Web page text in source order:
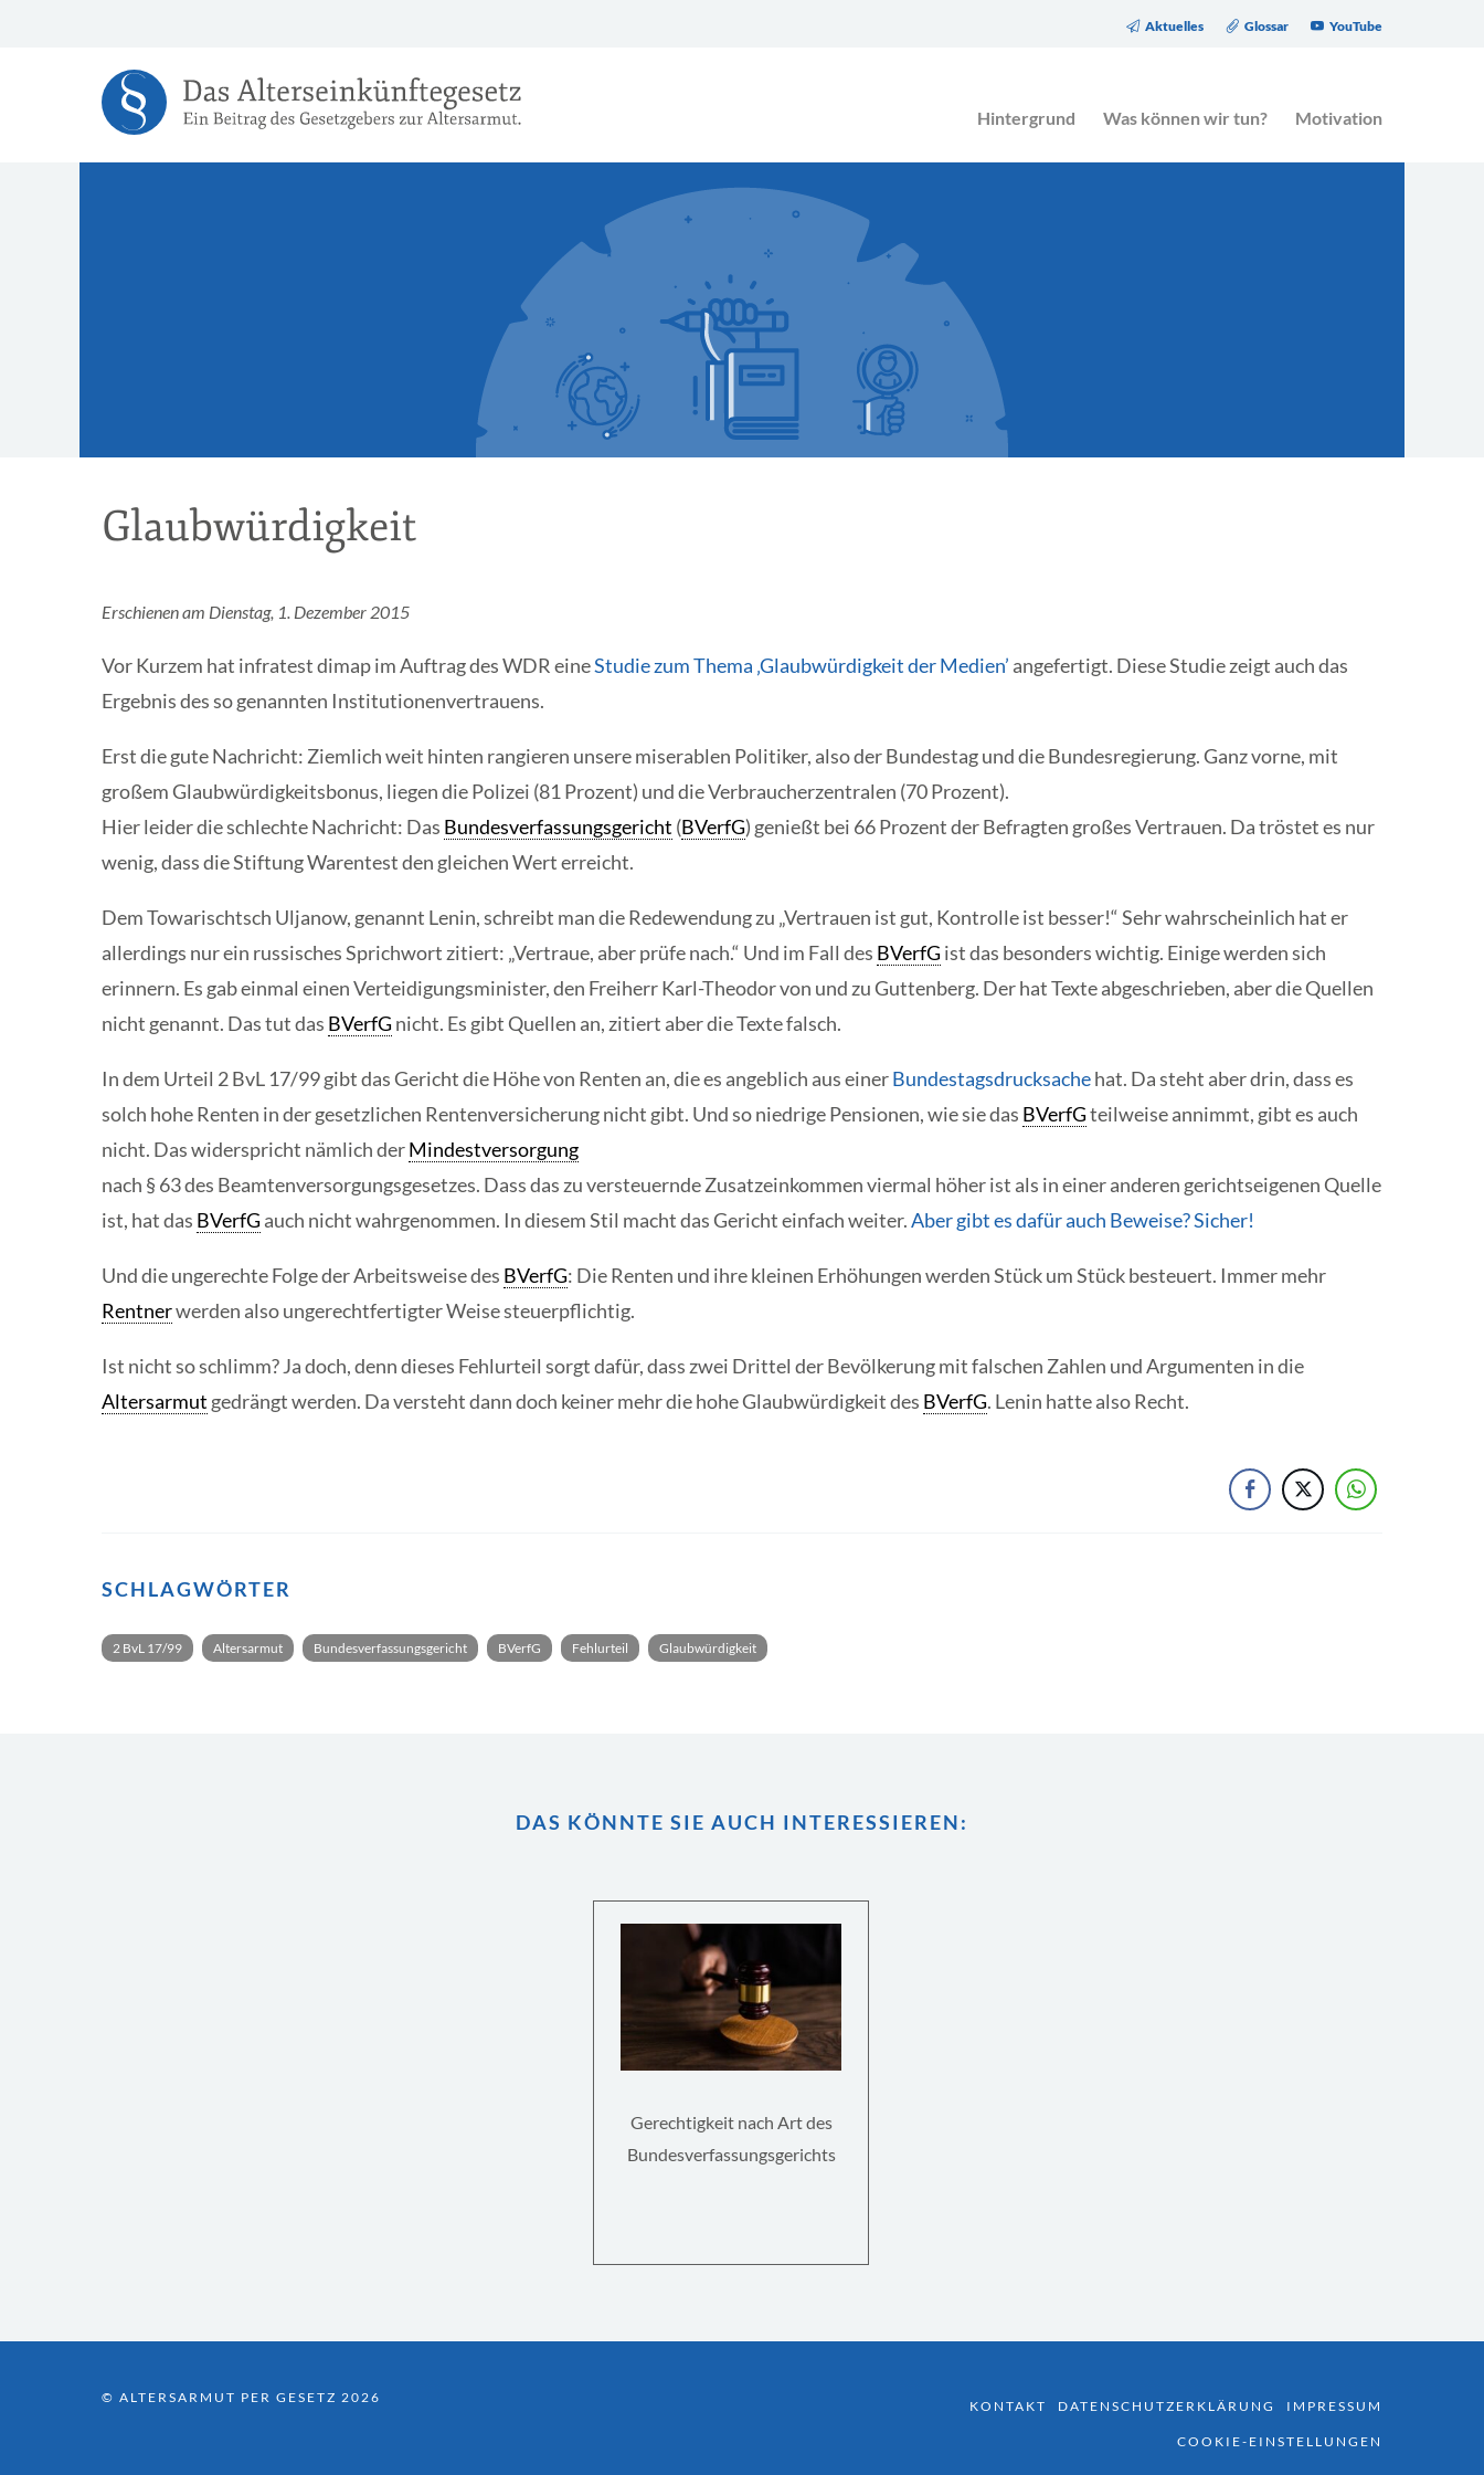
YouTube
Glossar
Aktuelles
Hintergrund Was können wir tun? Motivation
Glaubwürdigkeit
Erschienen am Dienstag, 1. Dezember 2015
Vor Kurzem hat infratest dimap im Auftrag des WDR eineStudie zum Thema ‚Glaubwürdigkeit der Medien’ angefertigt. Diese Studie zeigt auch das
Ergebnis des so genannten Institutionenvertrauens.
Erst die gute Nachricht: Ziemlich weit hinten rangieren unsere miserablen Politiker, also der Bundestag und die Bundesregierung. Ganz vorne, mit
großem Glaubwürdigkeitsbonus, liegen die Polizei (81 Prozent) und die Verbraucherzentralen (70 Prozent).
Hier leider die schlechte Nachricht: Das Bundesverfassungsgericht (BVerfG) genießt bei 66 Prozent der Befragten großes Vertrauen. Da tröstet es nur
wenig, dass die Stiftung Warentest den gleichen Wert erreicht.
Dem Towarischtsch Uljanow, genannt Lenin, schreibt man die Redewendung zu „Vertrauen ist gut, Kontrolle ist besser!“ Sehr wahrscheinlich hat er
allerdings nur ein russisches Sprichwort zitiert: „Vertraue, aber prüfe nach.“ Und im Fall des BVerfGist das besonders wichtig. Einige werden sich
erinnern. Es gab einmal einen Verteidigungsminister, den Freiherr Karl-Theodor von und zu Guttenberg. Der hat Texte abgeschrieben, aber die Quellen
nicht genannt. Das tut das BVerfGnicht. Es gibt Quellen an, zitiert aber die Texte falsch.
In dem Urteil 2 BvL 17/99 gibt das Gericht die Höhe von Renten an, die es angeblich aus einerBundestagsdrucksachehat. Da steht aber drin, dass es
solch hohe Renten in der gesetzlichen Rentenversicherung nicht gibt. Und so niedrige Pensionen, wie sie das BVerfGteilweise annimmt, gibt es auch
nicht. Das widerspricht nämlich derMindestversorgung
nach § 63 des Beamtenversorgungsgesetzes. Dass das zu versteuernde Zusatzeinkommen viermal höher ist als in einer anderen gerichtseigenen Quelle
ist, hat das BVerfGauch nicht wahrgenommen. In diesem Stil macht das Gericht einfach weiter.Aber gibt es dafür auch Beweise? Sicher!
Und die ungerechte Folge der Arbeitsweise des BVerfG: Die Renten und ihre kleinen Erhöhungen werden Stück um Stück besteuert. Immer mehr
Rentnerwerden also ungerechtfertigter Weise steuerpflichtig.
Ist nicht so schlimm? Ja doch, denn dieses Fehlurteil sorgt dafür, dass zwei Drittel der Bevölkerung mit falschen Zahlen und Argumenten in die
Altersarmut gedrängt werden. Da versteht dann doch keiner mehr die hohe Glaubwürdigkeit des BVerfG. Lenin hatte also Recht.
SCHLAGWÖRTER
2 BvL 17/99 Altersarmut Bundesverfassungsgericht BVerfG Fehlurteil Glaubwürdigkeit
DAS KÖNNTE SIE AUCH INTERESSIEREN:
Gerechtigkeit nach Art des
Bundesverfassungsgerichts
© ALTERSARMUT PER GESETZ 2026
IMPRESSUM
DATENSCHUTZERKLÄRUNG
KONTAKT
COOKIE-EINSTELLUNGEN